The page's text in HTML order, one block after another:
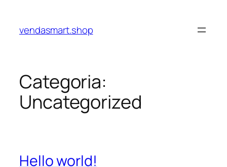
vendasmart.shop
Categoria:
Uncategorized
Hello world!